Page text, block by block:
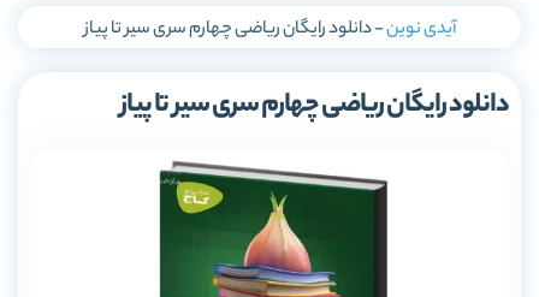
آیدی نوین-دانلود رایگان ریاضی چهارم سری سیر تا پیاز
دانلود رایگان ریاضی چهارم سری سیر تا پیاز